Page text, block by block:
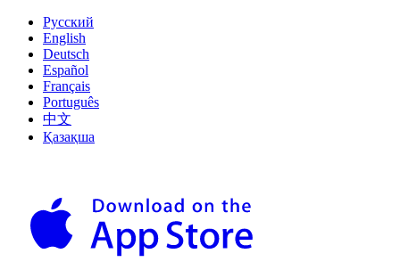
Русский
English
Deutsch
Español
Français
Português
中文
Қазақша